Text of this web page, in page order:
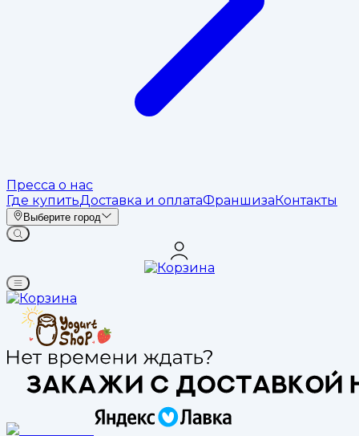
Пресса о нас
Где купитьДоставка и оплатаФраншизаКонтакты
Выберите город